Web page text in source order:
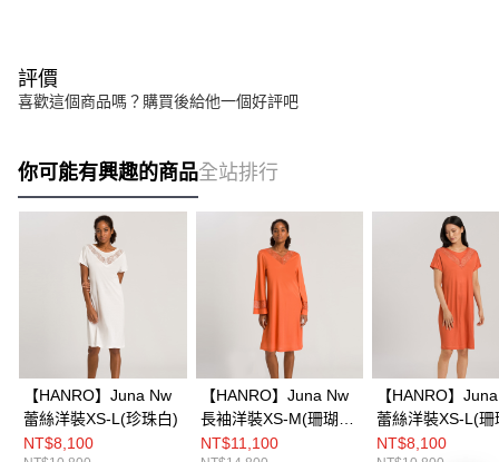
評價
喜歡這個商品嗎？購買後給他一個好評吧
你可能有興趣的商品全站排行
【HANRO】Juna Nw
蕾絲洋裝XS-L(珍珠白)
NT$8,100
【HANRO】Juna Nw
長袖洋裝XS-M(珊瑚
橘)
NT$11,100
【HANRO】
蕾絲洋裝XS-L(珊
NT$8,100